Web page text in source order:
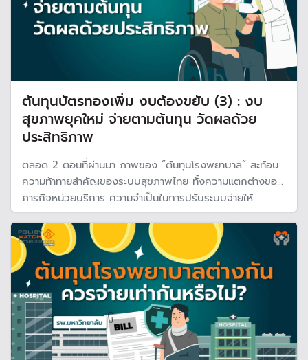
ต้นทุนบัตรทองเพิ่ม งบต้องขยับ (3) : งบ
สุขภาพยุคใหม่ จ่ายตามต้นทุน วัดผลด้วย
ประสิทธิภาพ
ตลอด 2 ตอนที่ผ่านมา ภาพของ “ต้นทุนโรงพยาบาล” สะท้อน
ความท้าทายสำคัญของระบบสุขภาพไทย ทั้งความแตกต่างของ
ภารกิจหน่วยบริการ ความจำเป็นในการปรับระบบจ่ายให้
สอดคล้องต้นทุนจริง และแนวคิดการใช้ทรัพยากรร่วมกันเพื่อ
ลดความซ้ำซ้อนของการลงทุน แต่การวัดผล เมื่อจ่ายตามต้นทุน
แล้ว ประสิทธิภาพต้องตามมา